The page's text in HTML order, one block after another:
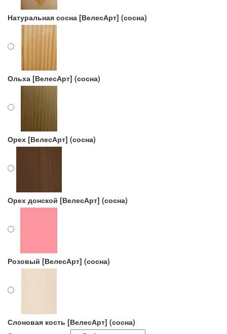
Натуральная сосна [ВелесАрт] (сосна)
Ольха [ВелесАрт] (сосна)
Орех [ВелесАрт] (сосна)
Орех донской [ВелесАрт] (сосна)
Розовый [ВелесАрт] (сосна)
Слоновая кость [ВелесАрт] (сосна)